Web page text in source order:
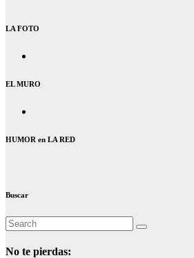
LA FOTO
EL MURO
HUMOR en LA RED
Buscar
No te pierdas: